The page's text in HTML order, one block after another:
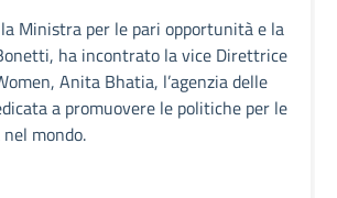
Ministra per le pari opportunità e la
ha incontrato la vice Direttrice
Anita Bhatia, l’agenzia delle
a promuovere le politiche per le
mondo.